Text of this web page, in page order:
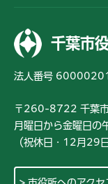
千葉市
法人番号
〒260-8722 千葉
月曜日から金曜日の
（祝休日・12月29